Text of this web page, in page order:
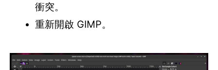
衝突。
重新開啟 GIMP。